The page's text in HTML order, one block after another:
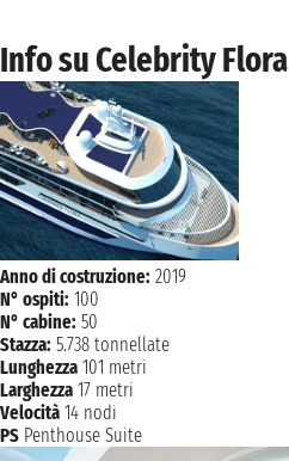
venerdì 25 settembre 2026
13:00 - 14:00
venerdì 25 settembre 2026
15:00 - 18:00
sabato 26 settembre 2026
08:00 - 18:00
domenica 27 settembre 2026
07:00
Info su Celebrity Flora
Anno di costruzione: 2019
N° ospiti: 100
N° cabine: 50
Stazza: 5.738 tonnellate
Lunghezza 101 metri
Larghezza 17 metri
Velocità 14 nodi
PS Penthouse Suite